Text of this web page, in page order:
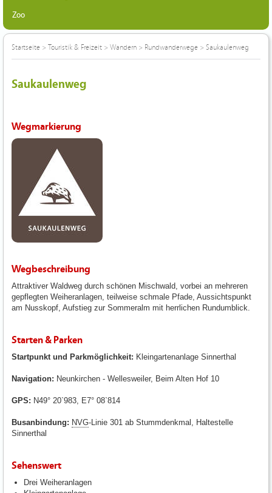
Zoo
Startseite > Touristik & Freizeit > Wandern > Rundwanderwege > Saukaulenweg
Saukaulenweg
Wegmarkierung
Wegbeschreibung
Attraktiver Waldweg durch schönen Mischwald, vorbei an mehreren
gepflegten Weiheranlagen, teilweise schmale Pfade, Aussichtspunkt
am Nusskopf, Aufstieg zur Sommeralm mit herrlichen Rundumblick.
Starten & Parken
Startpunkt und Parkmöglichkeit: Kleingartenanlage Sinnerthal
Navigation: Neunkirchen - Wellesweiler, Beim Alten Hof 10
GPS: N49° 20`983, E7° 08`814
Busanbindung: NVG-Linie 301 ab Stummdenkmal, Haltestelle
Sinnerthal
Sehenswert
Drei Weiheranlagen